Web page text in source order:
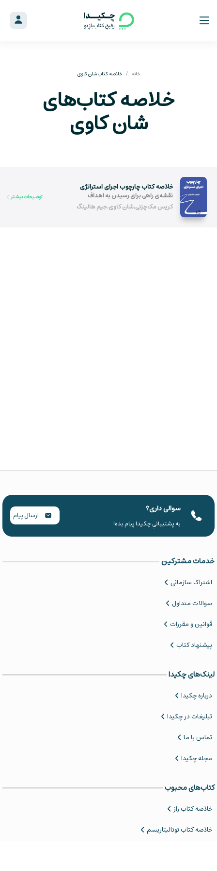
خانه خلاصه کتاب شان کاوی
خلاصه کتاب‌های
شان کاوی
خلاصه کتاب چارچوب اجرای استراتژی
نقشه‌ی راهی برای رسیدن به اهداف
کریس مک‌چزنی,شان کاوی,جیم هالینگ
توضیحات بیشتر
سوالی داری؟
به پشتیبانیِ چکیدا پیام بده!
ارسال پیام
خدمات مشترکین
اشتراک سازمانی
سوالات متداول
قوانین و مقررات
پیشنهاد کتاب
لینک‌های چکیدا
درباره چکیدا
تبلیغات در چکیدا
تماس با ما
مجله چکیدا
کتاب‌های محبوب
خلاصه کتاب‌ راز
خلاصه کتاب توتالیتاریسم